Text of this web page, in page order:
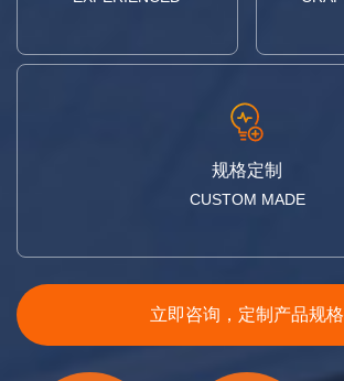
规格定制
CUSTOM MADE
立即咨询，定制产品规格